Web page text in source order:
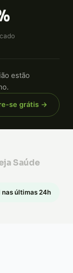
estão
se grátis →
Saúde
nas últimas 24h